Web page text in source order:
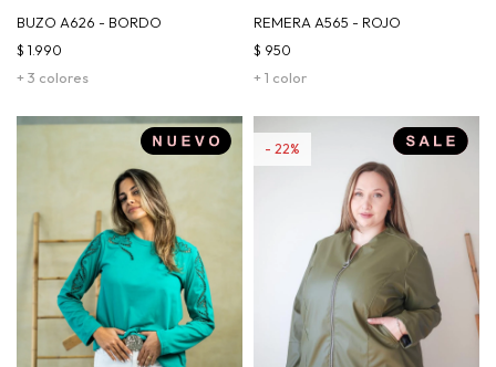
BUZO A626 - BORDO
+ 3 colores
$ 1.990
REMERA A565 - ROJO
+ 1 color
$ 950
22